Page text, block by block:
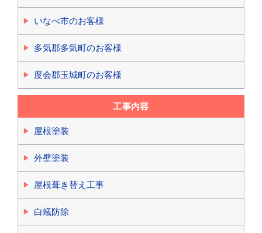
いなべ市のお客様
多気郡多気町のお客様
度会郡玉城町のお客様
工事内容
屋根塗装
外壁塗装
屋根葺き替え工事
白蟻防除